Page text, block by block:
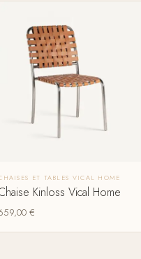
ET TABLES VICAL HOME
Kinloss Vical Home
€